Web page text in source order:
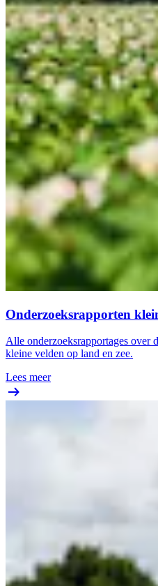
Onderzoeksrapporten
Alle onderzoeksrapportages over
kleine velden op land en zee.
Lees meer